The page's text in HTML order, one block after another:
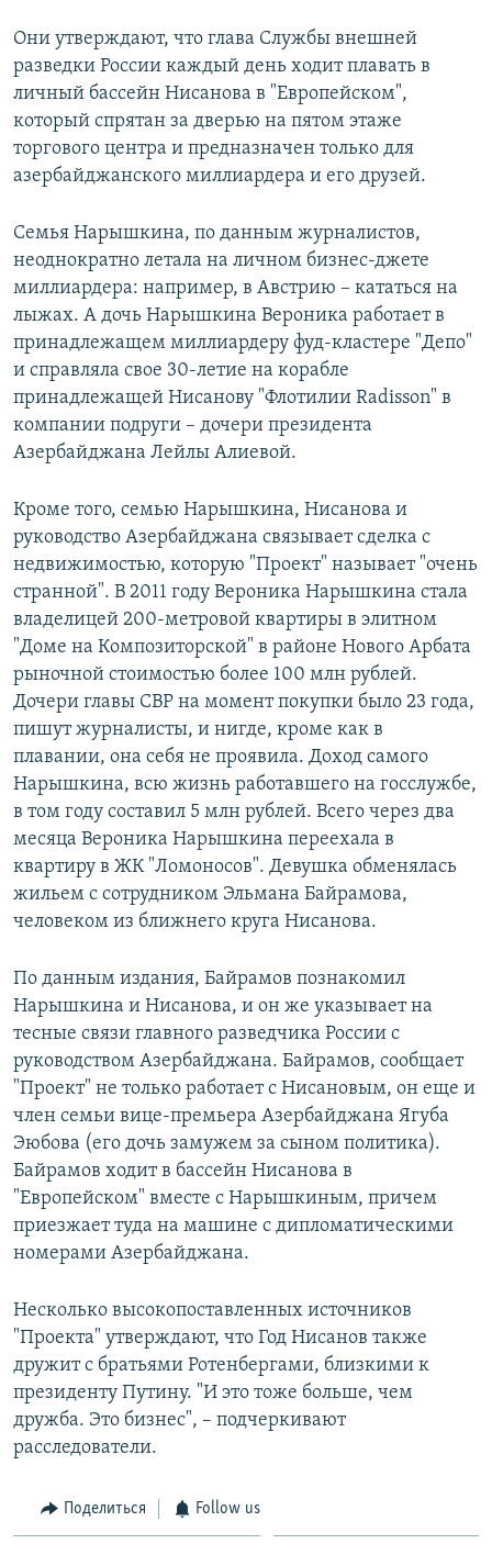
Они утверждают, что глава Службы внешней
разведки России каждый день ходит плавать в
личный бассейн Нисанова в "Европейском",
который спрятан за дверью на пятом этаже
торгового центра и предназначен только для
азербайджанского миллиардера и его друзей.
Семья Нарышкина, по данным журналистов,
неоднократно летала на личном бизнес-джете
миллиардера: например, в Австрию – кататься на
лыжах. А дочь Нарышкина Вероника работает в
принадлежащем миллиардеру фуд-кластере "Депо"
и справляла свое 30-летие на корабле
принадлежащей Нисанову "Флотилии Radisson" в
компании подруги – дочери президента
Азербайджана Лейлы Алиевой.
Кроме того, семью Нарышкина, Нисанова и
руководство Азербайджана связывает сделка с
недвижимостью, которую "Проект" называет "очень
странной". В 2011 году Вероника Нарышкина стала
владелицей 200-метровой квартиры в элитном
"Доме на Композиторской" в районе Нового Арбата
рыночной стоимостью более 100 млн рублей.
Дочери главы СВР на момент покупки было 23 года,
пишут журналисты, и нигде, кроме как в
плавании, она себя не проявила. Доход самого
Нарышкина, всю жизнь работавшего на госслужбе,
в том году составил 5 млн рублей. Всего через два
месяца Вероника Нарышкина переехала в
квартиру в ЖК "Ломоносов". Девушка обменялась
жильем с сотрудником Эльмана Байрамова,
человеком из ближнего круга Нисанова.
По данным издания, Байрамов познакомил
Нарышкина и Нисанова, и он же указывает на
тесные связи главного разведчика России с
руководством Азербайджана. Байрамов, сообщает
"Проект" не только работает с Нисановым, он еще и
член семьи вице-премьера Азербайджана Ягуба
Эюбова (его дочь замужем за сыном политика).
Байрамов ходит в бассейн Нисанова в
"Европейском" вместе с Нарышкиным, причем
приезжает туда на машине с дипломатическими
номерами Азербайджана.
Несколько высокопоставленных источников
"Проекта" утверждают, что Год Нисанов также
дружит с братьями Ротенбергами, близкими к
президенту Путину. "И это тоже больше, чем
дружба. Это бизнес", – подчеркивают
расследователи.
Поделиться Follow us